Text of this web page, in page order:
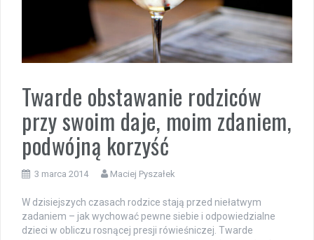
Twarde obstawanie rodziców
przy swoim daje, moim zdaniem,
podwójną korzyść
3 marca 2014 Maciej Pyszałek
W dzisiejszych czasach rodzice stają przed niełatwym
zadaniem – jak wychować pewne siebie i odpowiedzialne
dzieci w obliczu rosnącej presji rówieśniczej. Twarde